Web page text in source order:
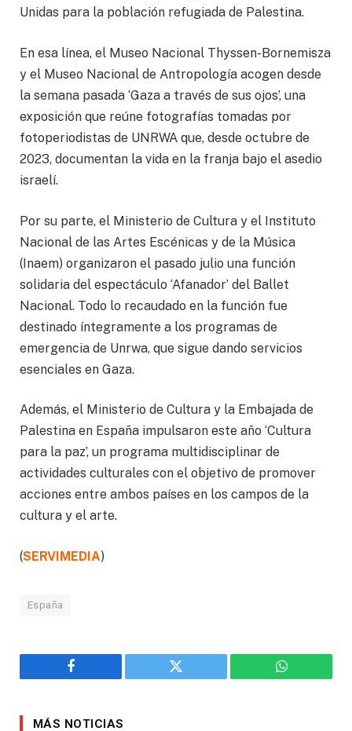
Unidas para la población refugiada de Palestina.
En esa línea, el Museo Nacional Thyssen-Bornemisza
y el Museo Nacional de Antropología acogen desde
la semana pasada ‘Gaza a través de sus ojos’, una
exposición que reúne fotografías tomadas por
fotoperiodistas de UNRWA que, desde octubre de
2023, documentan la vida en la franja bajo el asedio
israelí.
Por su parte, el Ministerio de Cultura y el Instituto
Nacional de las Artes Escénicas y de la Música
(Inaem) organizaron el pasado julio una función
solidaria del espectáculo ‘Afanador’ del Ballet
Nacional. Todo lo recaudado en la función fue
destinado íntegramente a los programas de
emergencia de Unrwa, que sigue dando servicios
esenciales en Gaza.
Además, el Ministerio de Cultura y la Embajada de
Palestina en España impulsaron este año ‘Cultura
para la paz’, un programa multidisciplinar de
actividades culturales con el objetivo de promover
acciones entre ambos países en los campos de la
cultura y el arte.
(SERVIMEDIA)
España
Facebook Twitter WhatsApp
MÁS NOTICIAS